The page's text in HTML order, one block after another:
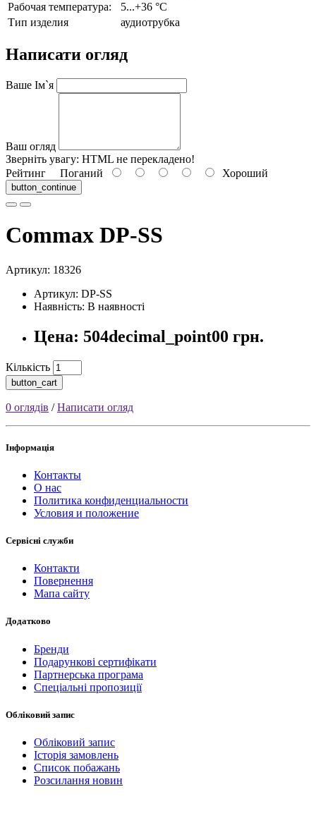
Рабочая температура:
5...+36 °С
Тип изделия
аудиотрубка
Написати огляд
Ваше Ім`я
Ваш огляд
Зверніть увагу: HTML не перекладено!
Рейтинг Поганий Хороший
button_continue
Commax DP-SS
Артикул: 18326
Артикул: DP-SS
Наявність: В наявності
Цена: 504decimal_point00 грн.
Кількість
button_cart
0 оглядів /Написати огляд
Інформація
Контакты
О нас
Политика конфиденциальности
Условия и положение
Сервісні служби
Контакти
Повернення
Мапа сайту
Додатково
Бренди
Подарункові сертифікати
Партнерська програма
Спеціальні пропозиції
Обліковий запис
Обліковий запис
Історія замовлень
Список побажань
Розсилання новин